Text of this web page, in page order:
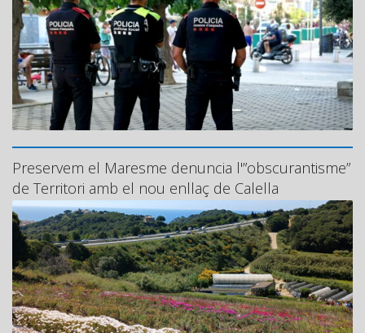
Preservem el Maresme denuncia l'”obscurantisme”
de Territori amb el nou enllaç de Calella